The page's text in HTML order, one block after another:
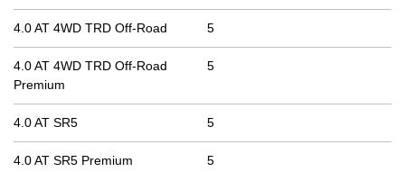
4.0 AT 4WD TRD Off-Road 5
4.0 AT 4WD TRD Off-Road
Premium
5
4.0 AT SR5 5
4.0 AT SR5 Premium 5